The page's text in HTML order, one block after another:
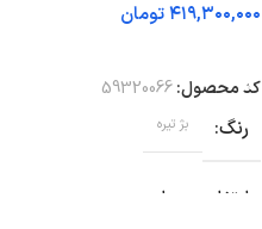
تومان
کد محصول:59320066
رنگ بژ تیره
ارتفاع صندلی